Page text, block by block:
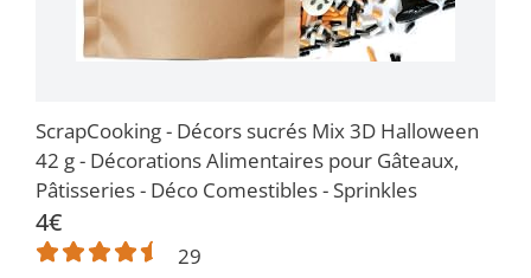
ScrapCooking - Décors sucrés Mix 3D Halloween
42 g - Décorations Alimentaires pour Gâteaux,
Pâtisseries - Déco Comestibles - Sprinkles
4€
29